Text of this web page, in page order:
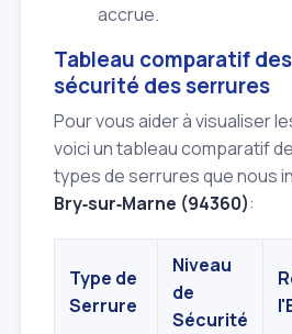
accrue.
Tableau comparatif
sécurité des serrures
Pour vous aider à visualiser
voici un tableau comparatif
types de serrures que nous
Bry‑sur‑Marne (94360):
Type de
Serrure
Niveau
de
Sécurité